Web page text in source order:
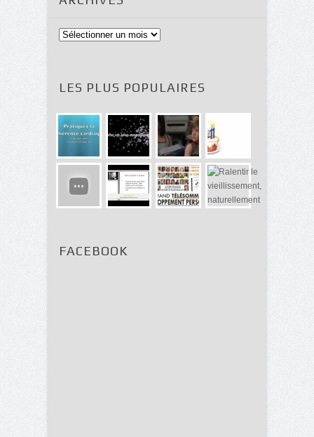
Archives
LES PLUS POPULAIRES
FACEBOOK